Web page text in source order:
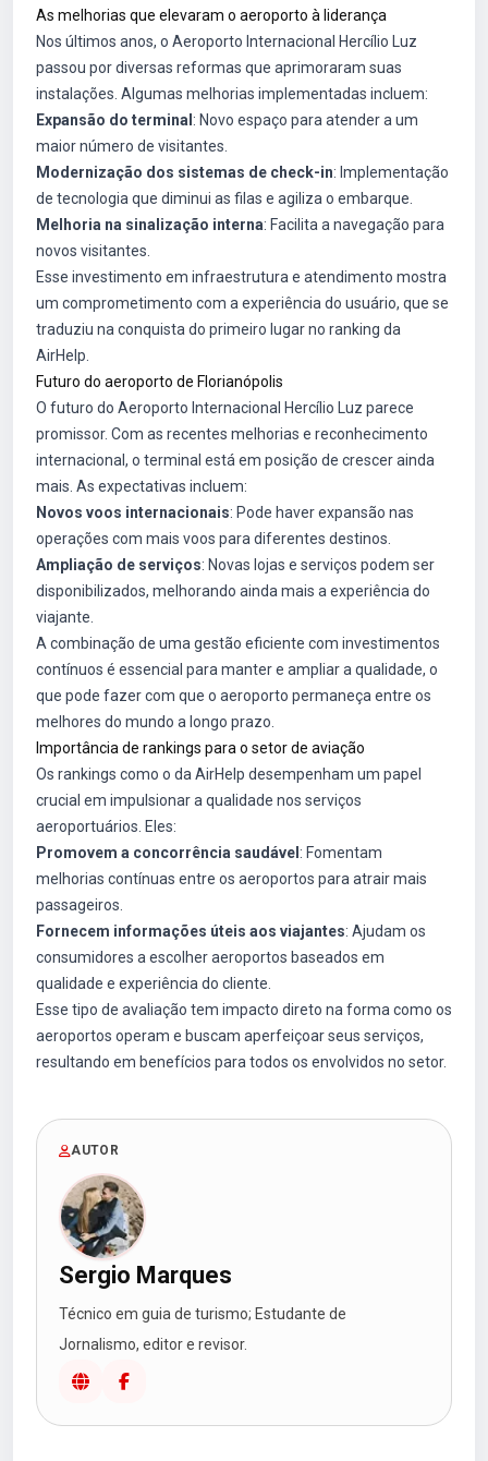
As melhorias que elevaram o aeroporto à liderança
Nos últimos anos, o Aeroporto Internacional Hercílio Luz
passou por diversas reformas que aprimoraram suas
instalações. Algumas melhorias implementadas incluem:
Expansão do terminal : Novo espaço para atender a um
maior número de visitantes.
Modernização dos sistemas de check-in: Implementação
de tecnologia que diminui as filas e agiliza o embarque.
Melhoria na sinalização interna: Facilita a navegação para
novos visitantes.
Esse investimento em infraestrutura e atendimento mostra
um comprometimento com a experiência do usuário, que se
traduziu na conquista do primeiro lugar no ranking da
AirHelp.
Futuro do aeroporto de Florianópolis
O futuro do Aeroporto Internacional Hercílio Luz parece
promissor. Com as recentes melhorias e reconhecimento
internacional, o terminal está em posição de crescer ainda
mais. As expectativas incluem:
Novos voos internacionais: Pode haver expansão nas
operações com mais voos para diferentes destinos.
Ampliação de serviços: Novas lojas e serviços podem ser
disponibilizados, melhorando ainda mais a experiência do
viajante.
A combinação de uma gestão eficiente com investimentos
contínuos é essencial para manter e ampliar a qualidade, o
que pode fazer com que o aeroporto permaneça entre os
melhores do mundo a longo prazo.
Importância de rankings para o setor de aviação
Os rankings como o da AirHelp desempenham um papel
crucial em impulsionar a qualidade nos serviços
aeroportuários. Eles:
Promovem a concorrência saudável : Fomentam
melhorias contínuas entre os aeroportos para atrair mais
passageiros.
Fornecem informações úteis aos viajantes: Ajudam os
consumidores a escolher aeroportos baseados em
qualidade e experiência do cliente.
Esse tipo de avaliação tem impacto direto na forma como os
aeroportos operam e buscam aperfeiçoar seus serviços,
resultando em benefícios para todos os envolvidos no setor.
AUTOR
Sergio Marques
Técnico em guia de turismo; Estudante de
Jornalismo, editor e revisor.